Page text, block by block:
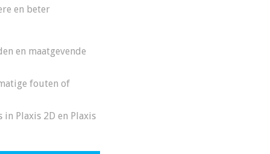
en beter
en maatgevende
fouten of
Plaxis 2D en Plaxis